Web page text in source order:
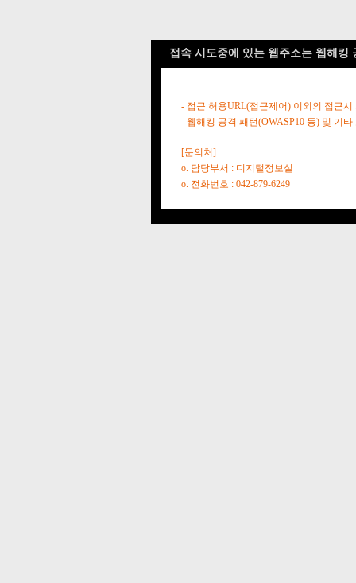
접속 시도중에 있는 웹주소는 웹해킹
- 접근 허용URL(접근제어) 이외의 접근시
- 웹해킹 공격 패턴(OWASP10 등) 및 기
[문의처]
o. 담당부서 : 디지털정보실
o. 전화번호 : 042-879-6249